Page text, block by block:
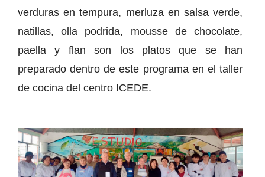
verduras en tempura, merluza en salsa verde,
natillas, olla podrida, mousse de chocolate,
paella y flan son los platos que se han
preparado dentro de este programa en el taller
de cocina del centro ICEDE.